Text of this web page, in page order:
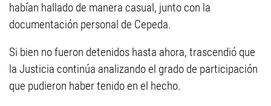
habían hallado de manera casual, junto con la
documentación personal de Cepeda.
Si bien no fueron detenidos hasta ahora, trascendió que
la Justicia continúa analizando el grado de participación
que pudieron haber tenido en el hecho.